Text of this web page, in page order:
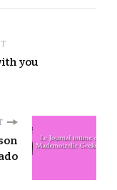
you